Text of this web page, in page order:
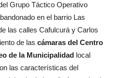
Grupo Táctico Operativo
en el barrio Las
las calles Cafulcurá y Carlos
de las cámaras del Centro
de la Municipalidad local
las características del